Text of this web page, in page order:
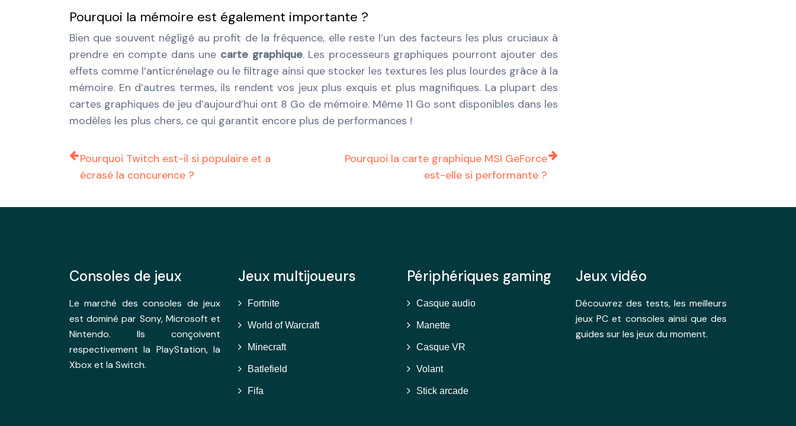
Pourquoi la mémoire est également importante ?
Bien que souvent négligé au profit de la fréquence, elle reste l’un des facteurs les plus cruciaux à
prendre en compte dans une carte graphique. Les processeurs graphiques pourront ajouter des
effets comme l’anticrénelage ou le filtrage ainsi que stocker les textures les plus lourdes grâce à la
mémoire. En d’autres termes, ils rendent vos jeux plus exquis et plus magnifiques. La plupart des
cartes graphiques de jeu d’aujourd’hui ont 8 Go de mémoire. Même 11 Go sont disponibles dans les
modèles les plus chers, ce qui garantit encore plus de performances !
Pourquoi Twitch est-il si populaire et a
écrasé la concurence ?
Pourquoi la carte graphique MSI GeForce
est-elle si performante ?
Consoles de jeux
Le marché des consoles de jeux
est dominé par Sony, Microsoft et
Nintendo. Ils conçoivent
respectivement la PlayStation, la
Xbox et la Switch.
Jeux multijoueurs
Fortnite
World of Warcraft
Minecraft
Batlefield
Fifa
Périphériques gaming
Casque audio
Manette
Casque VR
Volant
Stick arcade
Jeux vidéo
Découvrez des tests, les meilleurs
jeux PC et consoles ainsi que des
guides sur les jeux du moment.